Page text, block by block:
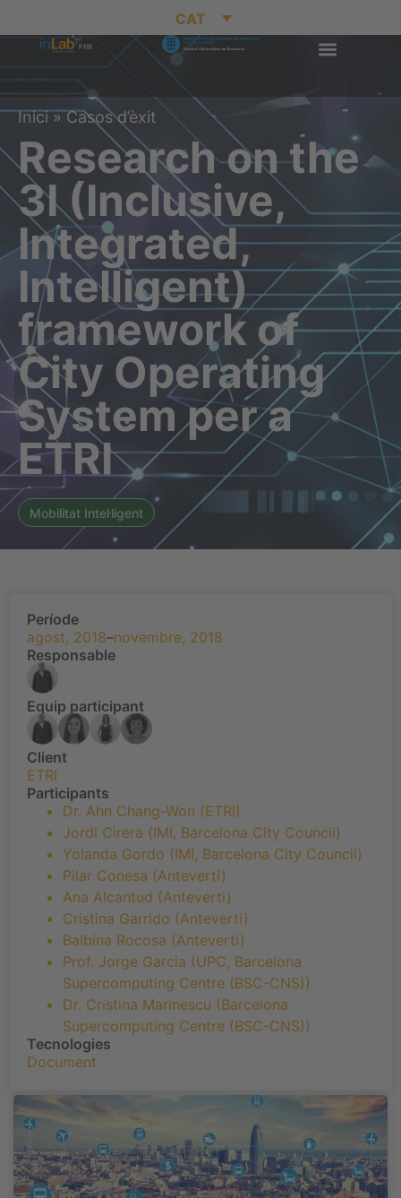
CAT
Inici»Casos d’èxit
Research on the
3I (Inclusive,
Integrated,
Intelligent)
framework of
City Operating
System per a
ETRI
Mobilitat Intel·ligent
Període
agost, 2018–novembre, 2018
Responsable
Equip participant
Client
ETRI
Participants
Dr. Ahn Chang-Won (ETRI)
Jordi Cirera (IMI, Barcelona City Council)
Yolanda Gordo (IMI, Barcelona City Council)
Pilar Conesa (Anteverti)
Ana Alcantud (Anteverti)
Cristina Garrido (Anteverti)
Balbina Rocosa (Anteverti)
Prof. Jorge Garcia (UPC, Barcelona
Supercomputing Centre (BSC-CNS))
Dr. Cristina Marinescu (Barcelona
Supercomputing Centre (BSC-CNS))
Tecnologies
Document